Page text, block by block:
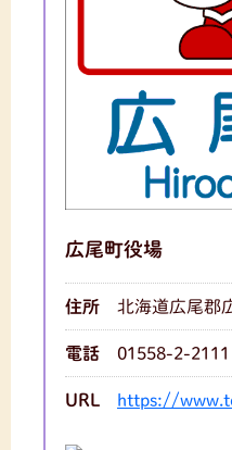
広尾町役場
住所 北海道広尾郡
電話 01558-2-2111
URL https://